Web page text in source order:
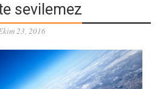
sevilemez
23, 2016